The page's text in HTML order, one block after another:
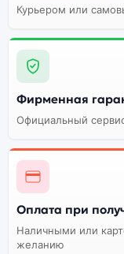
Курьером или
Фирменная
Официальный
Оплата при
Наличными или
желанию